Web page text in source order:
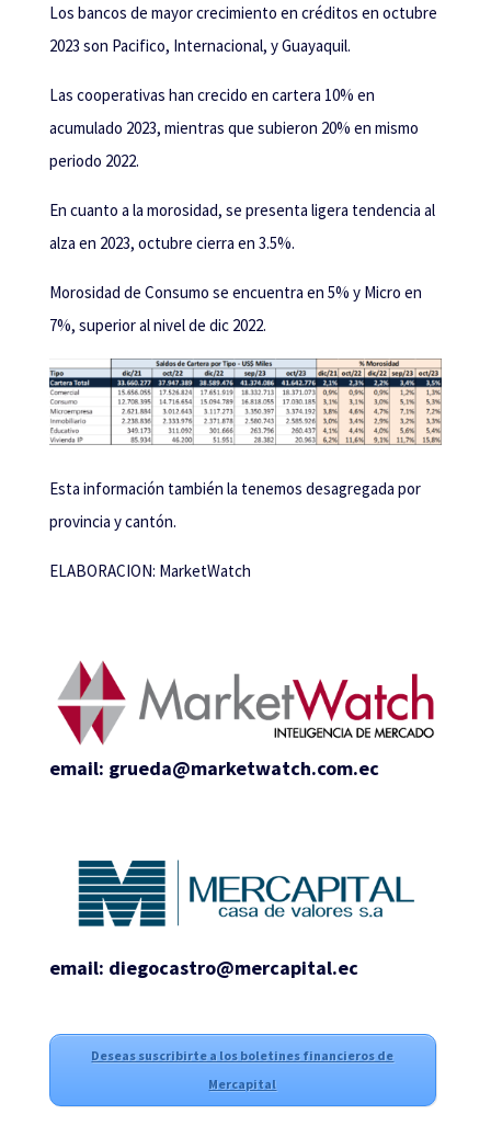
Los bancos de mayor crecimiento en créditos en octubre
2023 son Pacifico, Internacional, y Guayaquil.
Las cooperativas han crecido en cartera 10% en
acumulado 2023, mientras que subieron 20% en mismo
periodo 2022.
En cuanto a la morosidad, se presenta ligera tendencia al
alza en 2023, octubre cierra en 3.5%.
Morosidad de Consumo se encuentra en 5% y Micro en
7%, superior al nivel de dic 2022.
Esta información también la tenemos desagregada por
provincia y cantón.
ELABORACION: MarketWatch
email: grueda@marketwatch.com.ec
email: diegocastro@mercapital.ec
Deseas suscribirte a los boletines financieros de
Mercapital